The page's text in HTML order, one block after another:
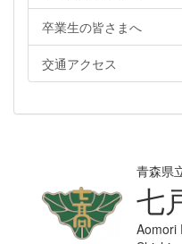
卒業生の皆さまへ
交通アクセス
青森県
七
Aomori